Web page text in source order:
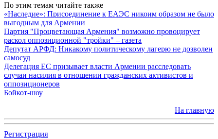
По этим темам читайте также
«Наследие»: Присоединение к ЕАЭС никоим образом не было
выгодным для Армении
Партия "Процветающая Армения" возможно провоцирует
раскол оппозиционной "тройки" – газета
Депутат АРФД: Никакому политическому лагерю не дозволен
самосуд
Делегация ЕС призывает власти Армении расследовать
случаи насилия в отношении гражданских активистов и
оппозиционеров
Бойкот-шоу
На главную
Регистрация